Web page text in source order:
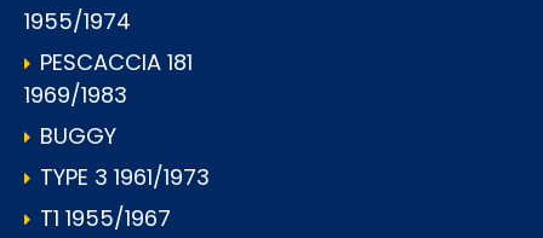
1955/1974
PESCACCIA 181
1969/1983
BUGGY
TYPE 3 1961/1973
T1 1955/1967